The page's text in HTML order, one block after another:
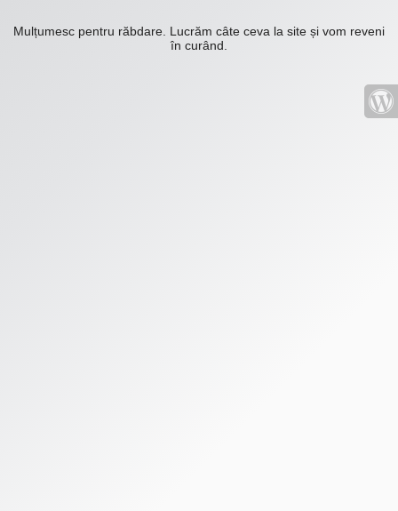
Mulțumesc pentru răbdare. Lucrăm câte ceva la site și vom reveni
în curând.